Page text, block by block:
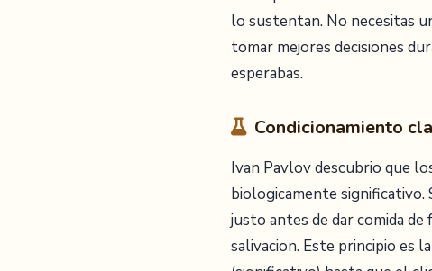
lo sustentan. No necesitas
tomar mejores decisiones
esperabas.
Condicionamiento
Ivan Pavlov descubrio que
biologicamente significativo.
justo antes de dar comida
salivacion. Este principio es